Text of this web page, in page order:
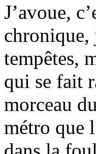
J’avoue,
chronique,
tempêtes,
qui se fait
morceau
métro que